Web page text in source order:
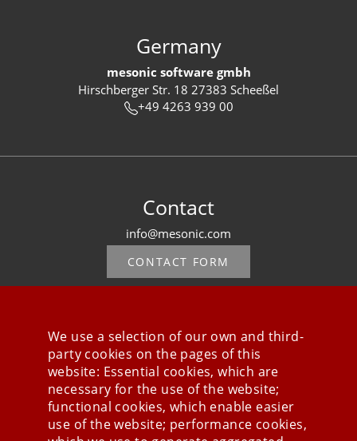
Germany
mesonic software gmbh
Hirschberger Str. 18 27383 Scheeßel
+49 4263 939 00
Contact
info@mesonic.com
CONTACT FORM
Stay connected
We use a selection of our own and third-
party cookies on the pages of this
website: Essential cookies, which are
necessary for the use of the website;
functional cookies, which enable easier
use of the website; performance cookies,